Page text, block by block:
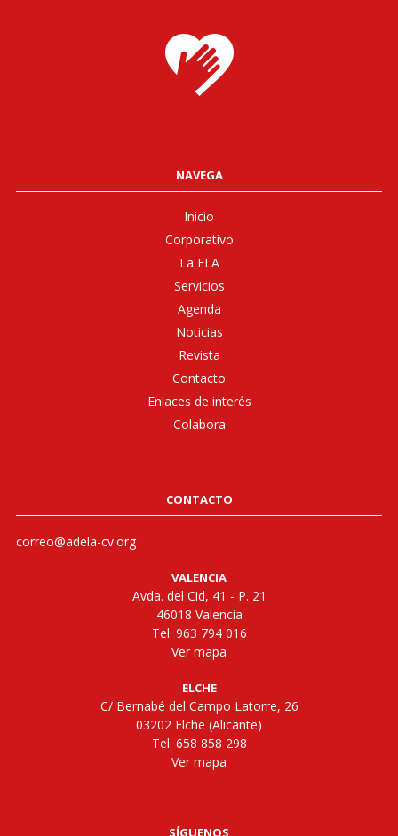
NAVEGA
Inicio
Corporativo
La ELA
Servicios
Agenda
Noticias
Revista
Contacto
Enlaces de interés
Colabora
CONTACTO
correo@adela-cv.org
VALENCIA
Avda. del Cid, 41 - P. 21
46018 Valencia
Tel. 963 794 016
Ver mapa
ELCHE
C/ Bernabé del Campo Latorre, 26
03202 Elche (Alicante)
Tel. 658 858 298
Ver mapa
SÍGUENOS